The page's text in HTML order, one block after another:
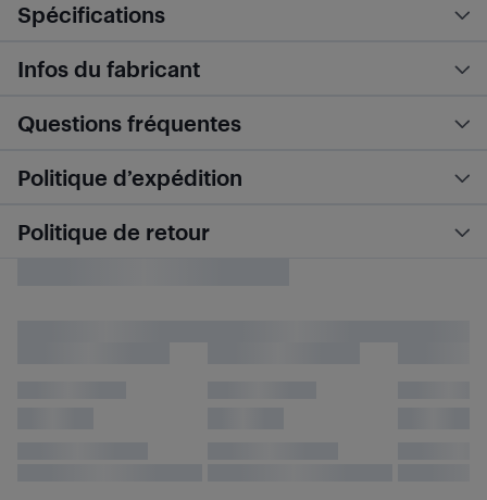
Spécifications
Infos du fabricant
Questions fréquentes
Politique d’expédition
Politique de retour